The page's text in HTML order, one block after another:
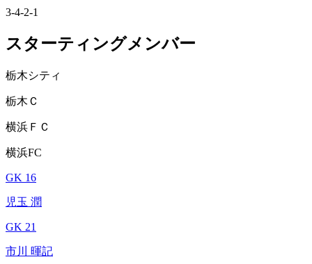
3-4-2-1
スターティングメンバー
栃木シティ
栃木Ｃ
横浜ＦＣ
横浜FC
GK 16
児玉 潤
GK 21
市川 暉記